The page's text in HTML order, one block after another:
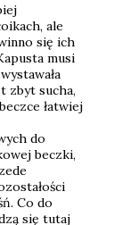
ale
się ich
musi
zbyt sucha,
łatwiej
do
beczki,
Co do
się tutaj